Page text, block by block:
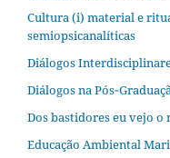
Cultura (i) material e
semiopsicanalíticas
Diálogos
Diálogos na
Dos bastidores eu vejo o
Educação Ambiental